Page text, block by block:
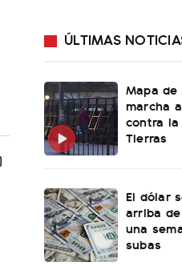
ÚLTIMAS
Mapa
marcha
contra
Tierras
El dólar
arriba
una
subas